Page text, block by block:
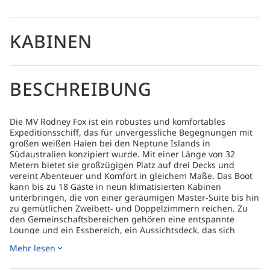
KABINEN
BESCHREIBUNG
Die MV Rodney Fox ist ein robustes und komfortables
Expeditionsschiff, das für unvergessliche Begegnungen mit
großen weißen Haien bei den Neptune Islands in
Südaustralien konzipiert wurde. Mit einer Länge von 32
Metern bietet sie großzügigen Platz auf drei Decks und
vereint Abenteuer und Komfort in gleichem Maße. Das Boot
kann bis zu 18 Gäste in neun klimatisierten Kabinen
unterbringen, die von einer geräumigen Master-Suite bis hin
zu gemütlichen Zweibett- und Doppelzimmern reichen. Zu
den Gemeinschaftsbereichen gehören eine entspannte
Lounge und ein Essbereich, ein Aussichtsdeck, das sich
Tauchdeck, das für Käfigtauchen sowohl an der Oberfläche
Mehr lesen